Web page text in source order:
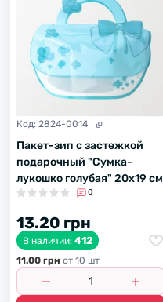
Код: 2824-0014
Пакет-зип с застежкой
подарочный "Сумка-
лукошко голубая" 20х19 см
0
13.20 грн
В наличии: 412
11.00 грн от 10 шт